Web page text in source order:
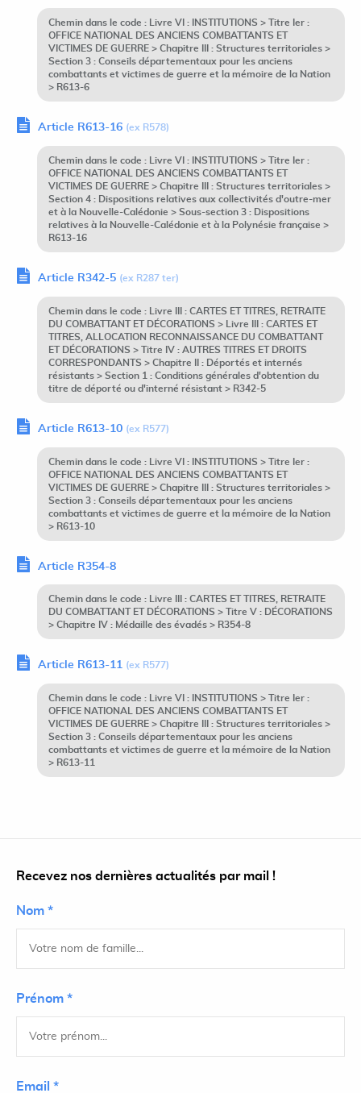
Chemin dans le code : Livre VI : INSTITUTIONS > Titre Ier :
OFFICE NATIONAL DES ANCIENS COMBATTANTS ET
VICTIMES DE GUERRE > Chapitre III : Structures territoriales >
Section 3 : Conseils départementaux pour les anciens
combattants et victimes de guerre et la mémoire de la Nation
> R613-6
Article R613-16 (ex R578)
Chemin dans le code : Livre VI : INSTITUTIONS > Titre Ier :
OFFICE NATIONAL DES ANCIENS COMBATTANTS ET
VICTIMES DE GUERRE > Chapitre III : Structures territoriales >
Section 4 : Dispositions relatives aux collectivités d'outre-mer
et à la Nouvelle-Calédonie > Sous-section 3 : Dispositions
relatives à la Nouvelle-Calédonie et à la Polynésie française >
R613-16
Article R342-5 (ex R287 ter)
Chemin dans le code : Livre III : CARTES ET TITRES, RETRAITE
DU COMBATTANT ET DÉCORATIONS > Livre III : CARTES ET
TITRES, ALLOCATION RECONNAISSANCE DU COMBATTANT
ET DÉCORATIONS > Titre IV : AUTRES TITRES ET DROITS
CORRESPONDANTS > Chapitre II : Déportés et internés
résistants > Section 1 : Conditions générales d'obtention du
titre de déporté ou d'interné résistant > R342-5
Article R613-10 (ex R577)
Chemin dans le code : Livre VI : INSTITUTIONS > Titre Ier :
OFFICE NATIONAL DES ANCIENS COMBATTANTS ET
VICTIMES DE GUERRE > Chapitre III : Structures territoriales >
Section 3 : Conseils départementaux pour les anciens
combattants et victimes de guerre et la mémoire de la Nation
> R613-10
Article R354-8
Chemin dans le code : Livre III : CARTES ET TITRES, RETRAITE
DU COMBATTANT ET DÉCORATIONS > Titre V : DÉCORATIONS
> Chapitre IV : Médaille des évadés > R354-8
Article R613-11 (ex R577)
Chemin dans le code : Livre VI : INSTITUTIONS > Titre Ier :
OFFICE NATIONAL DES ANCIENS COMBATTANTS ET
VICTIMES DE GUERRE > Chapitre III : Structures territoriales >
Section 3 : Conseils départementaux pour les anciens
combattants et victimes de guerre et la mémoire de la Nation
> R613-11
Recevez nos dernières actualités par mail !
Nom *
Prénom *
Email *